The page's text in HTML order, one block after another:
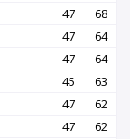
47
68
47
64
47
64
45
63
47
62
47
62